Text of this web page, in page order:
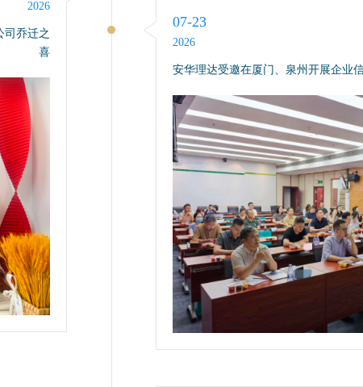
2026
乔迁之
喜
07-23
2026
安华理达受邀在厦门、泉州开展企业